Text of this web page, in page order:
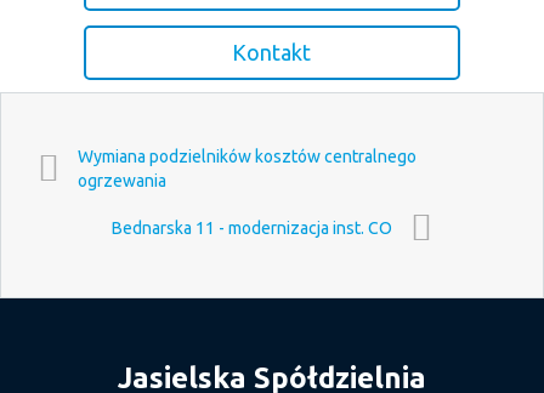
Kontakt
Wymiana podzielników kosztów centralnego
ogrzewania
Bednarska 11 - modernizacja inst. CO
Jasielska Spółdzielnia